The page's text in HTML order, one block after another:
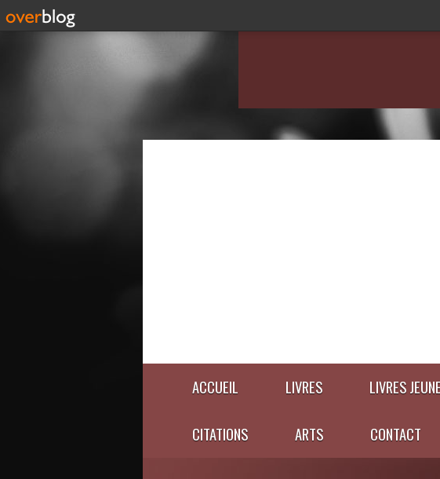
ACCUEIL LIVRES LIVRES
CITATIONS ARTS CONTACT